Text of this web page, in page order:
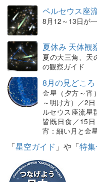
ペルセウス座
8月12～13日が
夏休み 天体観
夏の大三角、天
の観察ガイド
8月の見どころ
金星（夕方～宵
～明け方）／2
ルセウス座流星
皆既日食／15
宵：細い月と金
「星空ガイド 」や「特